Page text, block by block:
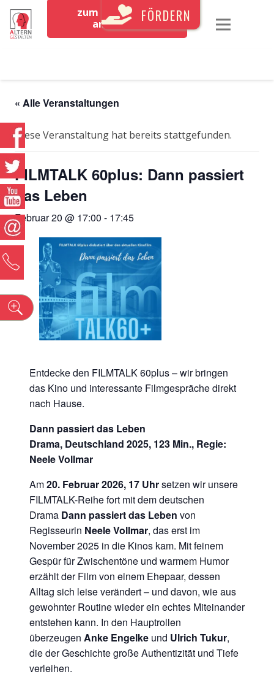
zum Newsletter
anmeldenFÖRDERN
« Alle Veranstaltungen
Diese Veranstaltung hat bereits stattgefunden.
FILMTALK 60plus: Dann passiert
das Leben
Februar 20 @ 17:00 - 17:45
Entdecke den FILMTALK 60plus – wir bringen
das Kino und interessante Filmgespräche direkt
nach Hause.
Dann passiert das Leben
Drama, Deutschland 2025, 123 Min., Regie:
Neele Vollmar
Am20. Februar 2026, 17 Uhrsetzen wir unsere
FILMTALK-Reihe fort mit dem deutschen
Drama Dann passiert das Leben von
Regisseurin Neele Vollmar, das erst im
November 2025 in die Kinos kam. Mit feinem
Gespür für Zwischentöne und warmem Humor
erzählt der Film von einem Ehepaar, dessen
Alltag sich leise verändert – und davon, wie aus
gewohnter Routine wieder ein echtes Miteinander
entstehen kann. In den Hauptrollen
überzeugen Anke Engelke und Ulrich Tukur,
die der Geschichte große Authentizität und Tiefe
verleihen.